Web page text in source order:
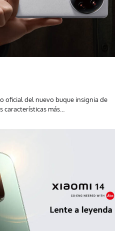
oficial del nuevo buque insignia de
más…